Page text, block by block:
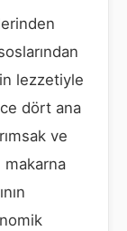
lezzetiyle
dört ana
ve
makarna